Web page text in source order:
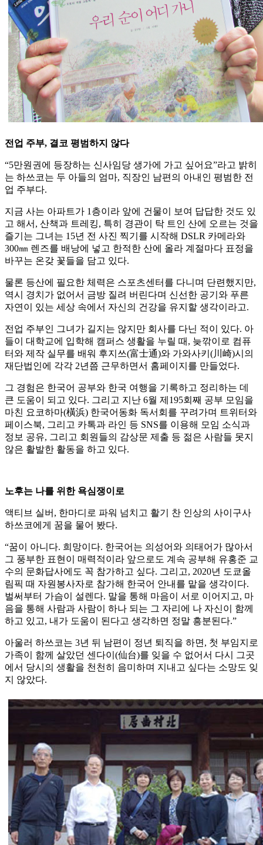
전업 주부, 결코 평범하지 않다
“5만원권에 등장하는 신사임당 생가에 가고 싶어요”라고 밝히
는 하쓰코는 두 아들의 엄마, 직장인 남편의 아내인 평범한 전
업 주부다.
지금 사는 아파트가 1층이라 앞에 건물이 보여 답답한 것도 있
고 해서, 산책과 트레킹, 특히 경관이 탁 트인 산에 오르는 것을
즐기는 그녀는 15년 전 사진 찍기를 시작해 DSLR 카메라와
300㎜ 렌즈를 배낭에 넣고 한적한 산에 올라 계절마다 표정을
바꾸는 온갖 꽃들을 담고 있다.
물론 등산에 필요한 체력은 스포츠센터를 다니며 단련했지만,
역시 경치가 없어서 금방 질려 버린다며 신선한 공기와 푸른
자연이 있는 세상 속에서 자신의 건강을 유지할 생각이라고.
전업 주부인 그녀가 길지는 않지만 회사를 다닌 적이 있다. 아
들이 대학교에 입학해 캠퍼스 생활을 누릴 때, 늦깎이로 컴퓨
터와 제작 실무를 배워 후지쓰(富士通)와 가와사키(川崎)시의
재단법인에 각각 2년쯤 근무하면서 홈페이지를 만들었다.
그 경험은 한국어 공부와 한국 여행을 기록하고 정리하는 데
큰 도움이 되고 있다. 그리고 지난 6월 제195회째 공부 모임을
마친 요코하마(橫浜) 한국어동화 독서회를 꾸려가며 트위터와
페이스북, 그리고 카톡과 라인 등 SNS를 이용해 모임 소식과
정보 공유, 그리고 회원들의 감상문 제출 등 젊은 사람들 못지
않은 활발한 활동을 하고 있다.
노후는 나를 위한 욕심쟁이로
액티브 실버, 한마디로 파워 넘치고 활기 찬 인상의 사이구사
하쓰코에게 꿈을 물어 봤다.
“꿈이 아니다. 희망이다. 한국어는 의성어와 의태어가 많아서
그 풍부한 표현이 매력적이라 앞으로도 계속 공부해 유홍준 교
수의 문화답사에도 꼭 참가하고 싶다. 그리고, 2020년 도쿄올
림픽 때 자원봉사자로 참가해 한국어 안내를 맡을 생각이다.
벌써부터 가슴이 설렌다. 말을 통해 마음이 서로 이어지고, 마
음을 통해 사람과 사람이 하나 되는 그 자리에 나 자신이 함께
하고 있고, 내가 도움이 된다고 생각하면 정말 흥분된다.”
아울러 하쓰코는 3년 뒤 남편이 정년 퇴직을 하면, 첫 부임지로
가족이 함께 살았던 센다이(仙台)를 잊을 수 없어서 다시 그곳
에서 당시의 생활을 천천히 음미하며 지내고 싶다는 소망도 잊
지 않았다.